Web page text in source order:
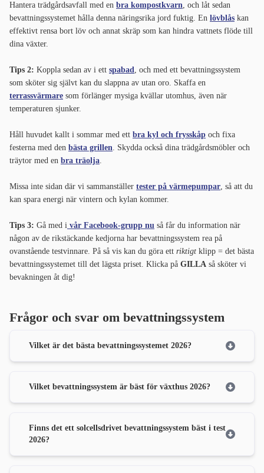
Hantera trädgårdsavfall med en bra kompostkvarn, och låt sedan
bevattningssystemet hålla denna näringsrika jord fuktig. En lövblås kan
effektivt rensa bort löv och annat skräp som kan hindra vattnets flöde till
dina växter.
Tips 2: Koppla sedan av i ett spabad, och med ett bevattningssystem
som sköter sig självt kan du slappna av utan oro. Skaffa en
terrassvärmare som förlänger mysiga kvällar utomhus, även när
temperaturen sjunker.
Håll huvudet kallt i sommar med ett bra kyl och frysskåp och fixa
festerna med den bästa grillen. Skydda också dina trädgårdsmöbler och
träytor med en bra träolja.
Missa inte sidan där vi sammanställer tester på värmepumpar, så att du
kan spara energi när vintern och kylan kommer.
Tips 3: Gå med i vår Facebook-grupp nu så får du information när
någon av de rikstäckande kedjorna har bevattningssystem rea på
ovanstående testvinnare. På så vis kan du göra ett riktigt klipp = det bästa
bevattningssystemet till det lägsta priset. Klicka på GILLA så sköter vi
bevakningen åt dig!
Frågor och svar om bevattningssystem
Vilket är det bästa bevattningssystemet 2026?
Vilket bevattningssystem är bäst för växthus 2026?
Finns det ett solcellsdrivet bevattningssystem bäst i test
2026?